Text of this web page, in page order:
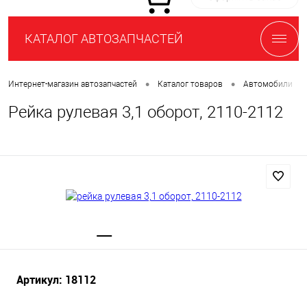
КАТАЛОГ АВТОЗАПЧАСТЕЙ
Интернет-магазин автозапчастей • Каталог товаров • Автомобили
Рейка рулевая 3,1 оборот, 2110-2112
Артикул: 18112